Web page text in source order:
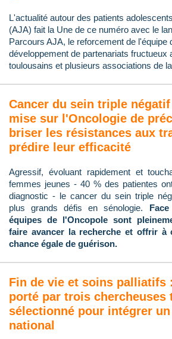
L'actualité autour des patients
(AJA) fait la Une de ce numéro avec le
Parcours AJA, le reforcement de l'équipe
développement de partenariats fructueux
toulousains et plusieurs associations de
Cancer du sein triple
mise sur l'Oncologie de
briser les résistances aux
prédire leur efficacité
Agressif, évoluant rapidement et
femmes jeunes - 40 % des patientes
diagnostic - le cancer du sein triple
plus grands défis en sénologie.
équipes de l'Oncopole sont
faire avancer la recherche et offrir à
chance égale de guérison.
Fin de vie et soins palliatifs
porté par trois chercheuses
sélectionné pour intégrer
national